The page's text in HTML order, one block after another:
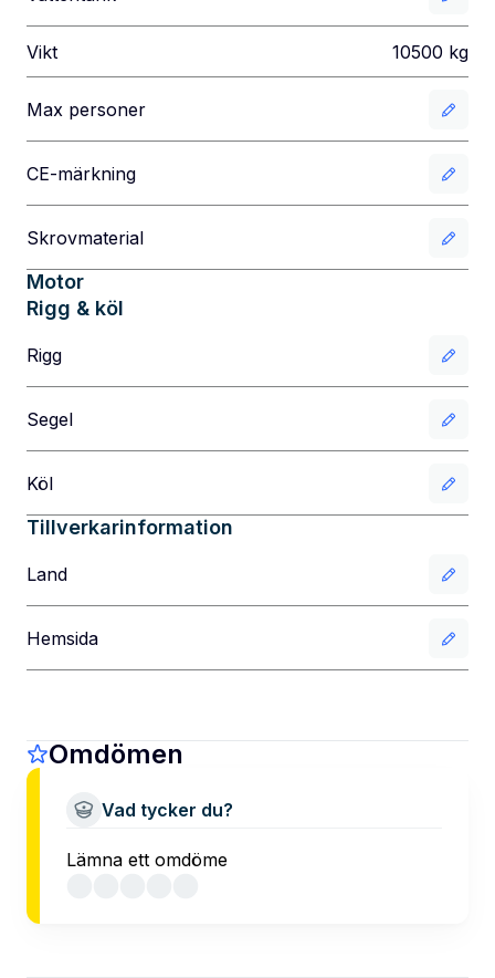
Vikt 10500 kg
Max personer
CE-märkning
Skrovmaterial
Motor
Rigg & köl
Rigg
Segel
Köl
Tillverkarinformation
Land
Hemsida
Omdömen
Vad tycker du?
Lämna ett omdöme